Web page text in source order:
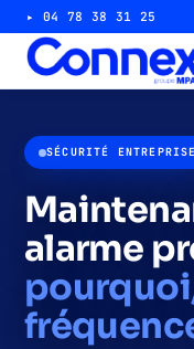
▸ 04 78 38 31 25
Alarme entrepôt
Télésurveillance
SÉCURITÉ ENTREPRISE
alarme